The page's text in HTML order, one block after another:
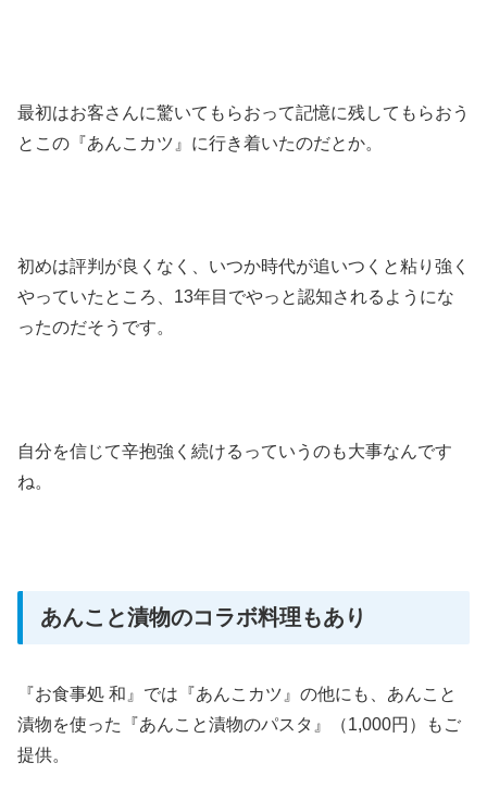
最初はお客さんに驚いてもらおって記憶に残してもらおう
とこの『あんこカツ』に行き着いたのだとか。
初めは評判が良くなく、いつか時代が追いつくと粘り強く
やっていたところ、13年目でやっと認知されるようにな
ったのだそうです。
自分を信じて辛抱強く続けるっていうのも大事なんです
ね。
あんこと漬物のコラボ料理もあり
『お食事処 和』では『あんこカツ』の他にも、あんこと
漬物を使った『あんこと漬物のパスタ』（1,000円）もご
提供。